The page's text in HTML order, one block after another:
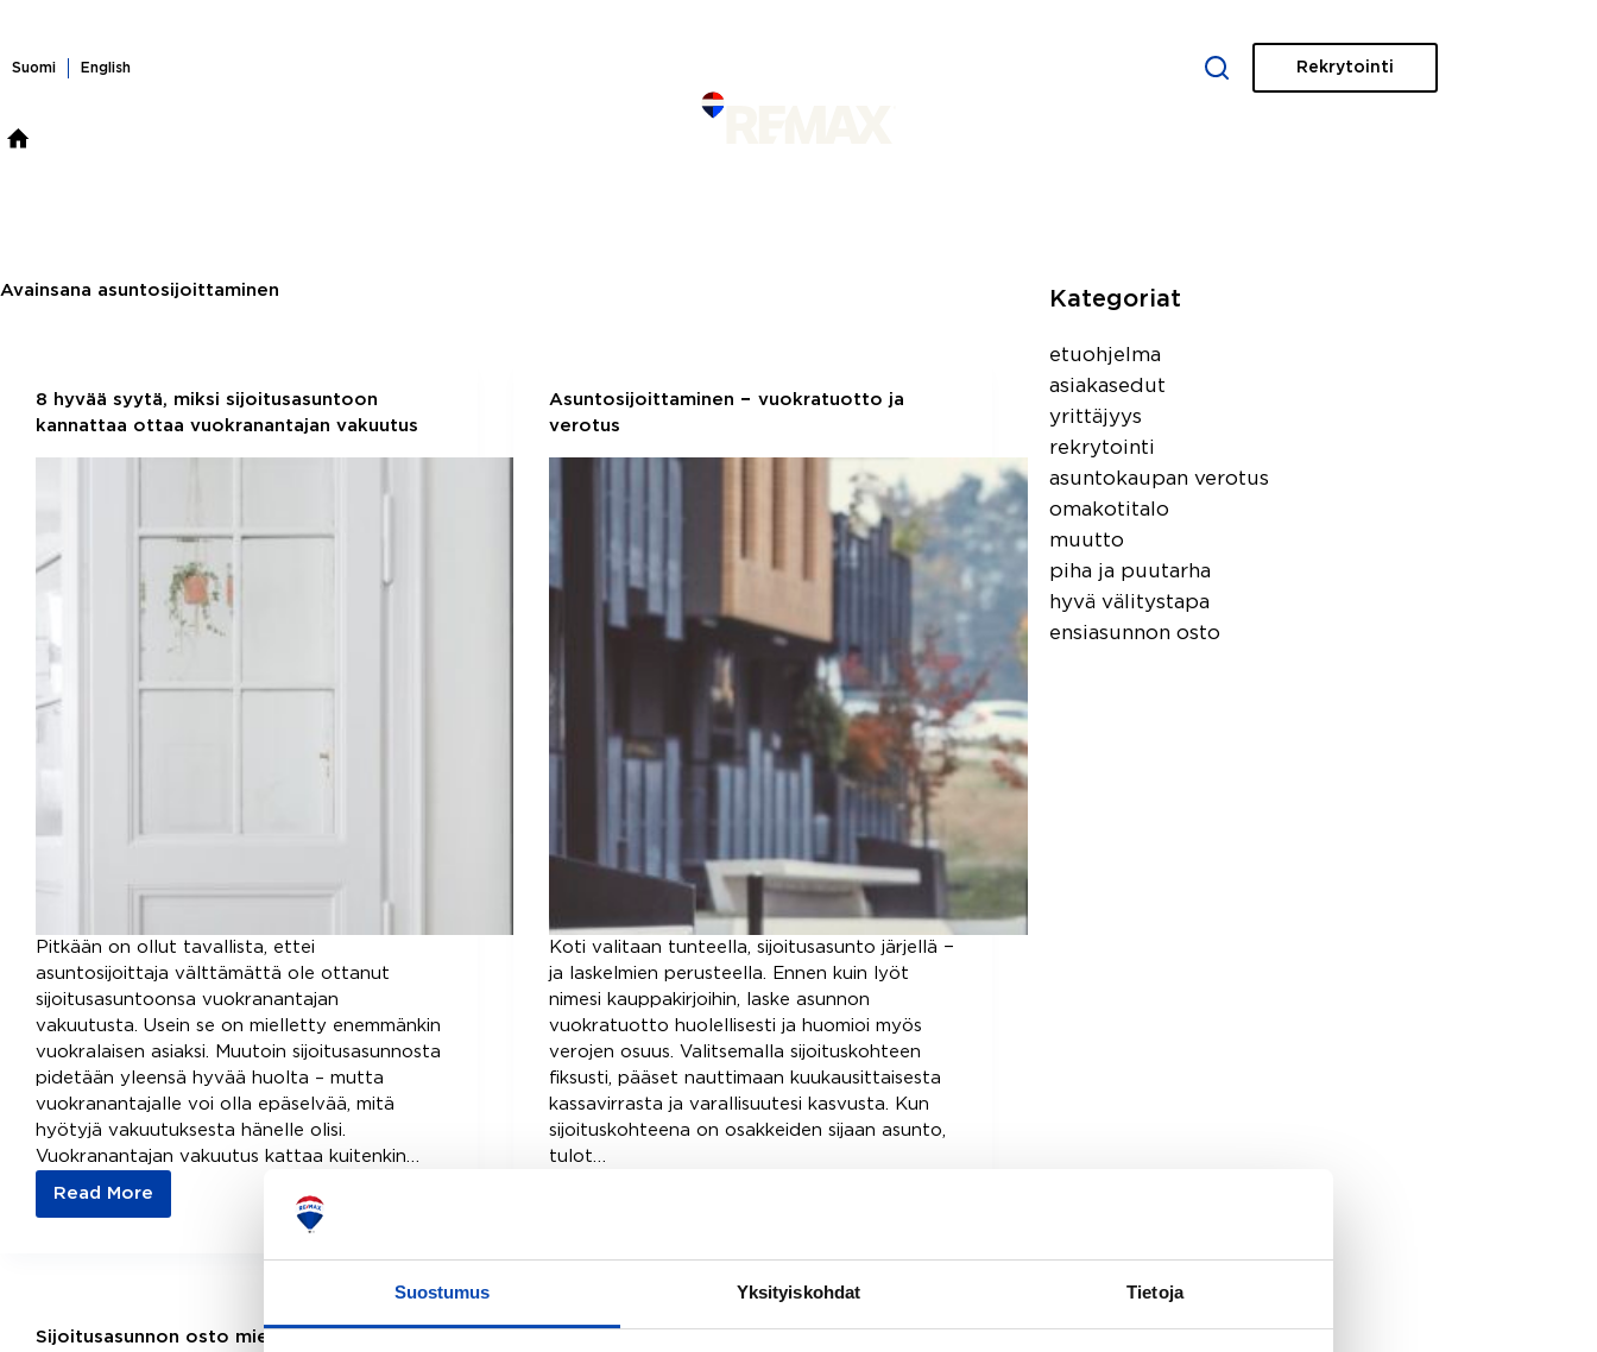
Suostumus Yksityiskohdat Tietoja
content
Suomi English Rekrytointi
Avainsana asuntosijoittaminen
8 hyvää syytä, miksi sijoitusasuntoon
kannattaa ottaa vuokranantajan vakuutus
Pitkään on ollut tavallista, ettei
asuntosijoittaja välttämättä ole ottanut
sijoitusasuntoonsa vuokranantajan
vakuutusta. Usein se on mielletty enemmänkin
vuokralaisen asiaksi. Muutoin sijoitusasunnosta
pidetään yleensä hyvää huolta – mutta
vuokranantajalle voi olla epäselvää, mitä
hyötyjä vakuutuksesta hänelle olisi.
Vuokranantajan vakuutus kattaa kuitenkin…
Read More
kannattaa
Asuntosijoittaminen − vuokratuotto ja
verotus
Koti valitaan tunteella, sijoitusasunto järjellä −
ja laskelmien perusteella. Ennen kuin lyöt
nimesi kauppakirjoihin, laske asunnon
vuokratuotto huolellisesti ja huomioi myös
verojen osuus. Valitsemalla sijoituskohteen
fiksusti, pääset nauttimaan kuukausittaisesta
kassavirrasta ja varallisuutesi kasvusta. Kun
sijoituskohteena on osakkeiden sijaan asunto,
tulot…
vuokratuotto
Sijoitusasunnon osto mielessä? – Ota
Kategoriat
etuohjelma
asiakasedut
yrittäjyys
rekrytointi
asuntokaupan verotus
omakotitalo
muutto
piha ja puutarha
hyvä välitystapa
ensiasunnon osto